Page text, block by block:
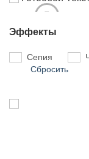
Эффекты
Сепия
Сбросить